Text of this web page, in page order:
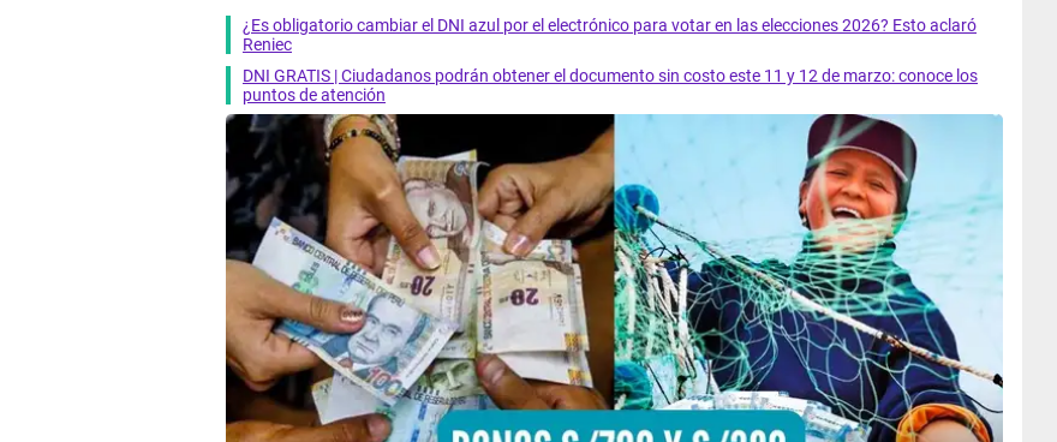
¿Es obligatorio cambiar el DNI azul por el electrónico para votar en las elecciones 2026? Esto aclaró
Reniec
DNI GRATIS | Ciudadanos podrán obtener el documento sin costo este 11 y 12 de marzo: conoce los
puntos de atención